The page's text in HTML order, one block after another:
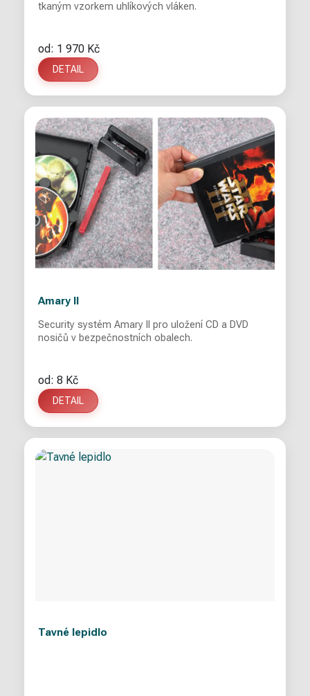
tkaným vzorkem uhlíkových vláken.
od: 1 970 Kč
DETAIL
Amary II
Security systém Amary II pro uložení CD a DVD
nosičů v bezpečnostních obalech.
od: 8 Kč
DETAIL
Tavné lepidlo